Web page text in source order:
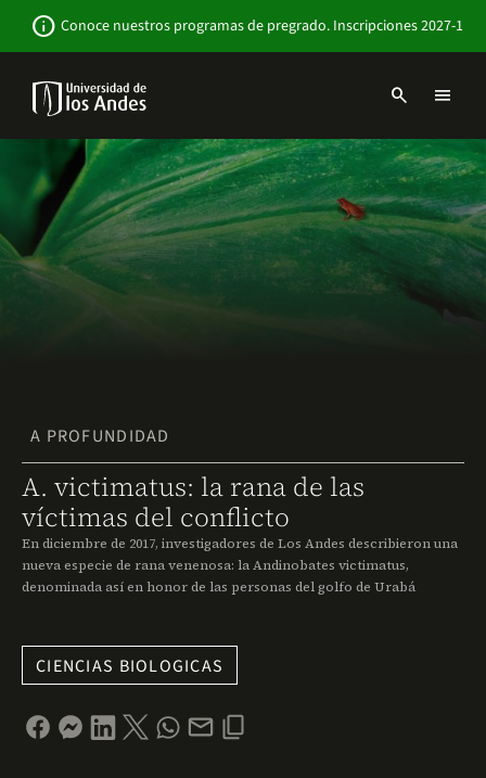
contenido
info Conoce nuestros programas de pregrado. Inscripciones 2027-1
Navbar
-
Sitio
Institucional
search menu
A PROFUNDIDAD
A. victimatus: la rana de las
víctimas del conflicto
En diciembre de 2017, investigadores de Los Andes describieron una
nueva especie de rana venenosa: la Andinobates victimatus,
denominada así en honor de las personas del golfo de Urabá
CIENCIAS BIOLOGICAS